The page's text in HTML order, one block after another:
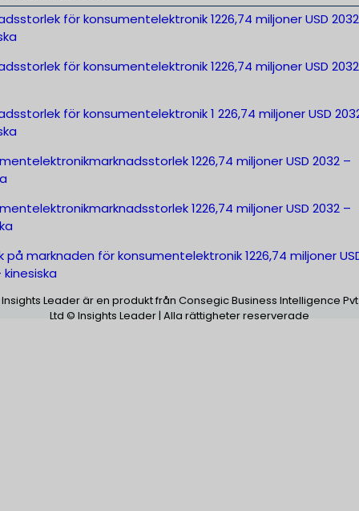
för konsumentelektronik 1226,74 miljoner USD
för konsumentelektronik 1226,74 miljoner USD
för konsumentelektronik 1 226,74 miljoner USD
1226,74 miljoner USD 2032 –
1226,74 miljoner USD 2032 –
på marknaden för konsumentelektronik 1226,74 miljoner
kinesiska
Insights Leader är en produkt från Consegic Business Intelligence Pvt
Ltd © Insights Leader | Alla rättigheter reserverade